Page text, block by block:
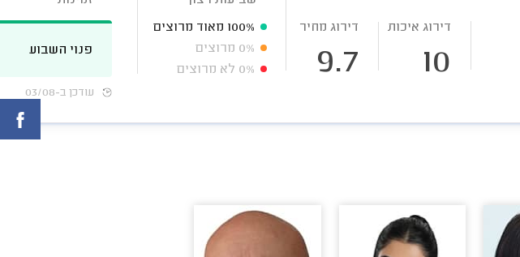
דירוג איכות
10
דירוג מחיר
9.7
100% מאוד מרוצים
0% מרוצים
0% לא מרוצים
פנוי השבוע
עודכן ב-03/08